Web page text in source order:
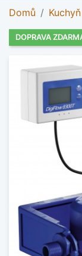
Domů Kuchyň
DOPRAVA